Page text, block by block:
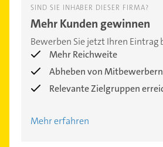
SIND SIE INHABER DIESER FIRMA?
Mehr Kunden gewinnen
Bewerben Sie jetzt Ihren Eintrag
Mehr Reichweite
Abheben von Mitbewerbern
Relevante Zielgruppen
Mehr erfahren